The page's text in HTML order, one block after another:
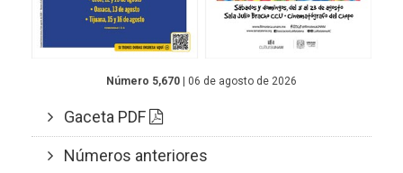
Número 5,670 | 06 de agosto de 2026
Gaceta PDF
Números anteriores